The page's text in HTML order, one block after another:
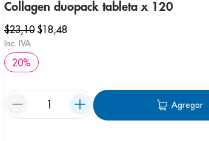
Collagen duopack tableta x 120
$23,10 $18,48
Inc. IVA
20%
Agregar